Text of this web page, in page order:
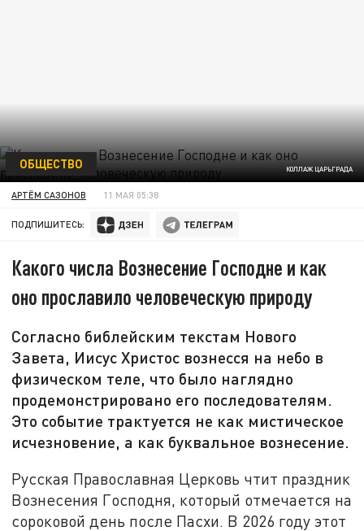
КОЛЛАЖ ЦАРЬГРАДА
ОБЩЕСТВО
АРТЁМ САЗОНОВ 11 МАЯ 05:38
ПОДПИШИТЕСЬ:
Какого числа Вознесение Господне и как
оно прославило человеческую природу
Согласно библейским текстам Нового
Завета, Иисус Христос вознесся на небо в
физическом теле, что было наглядно
продемонстрировано его последователям.
Это событие трактуется не как мистическое
исчезновение, а как буквальное вознесение.
Русская Православная Церковь чтит праздник
Вознесения Господня, который отмечается на
сороковой день после Пасхи. В 2026 году этот